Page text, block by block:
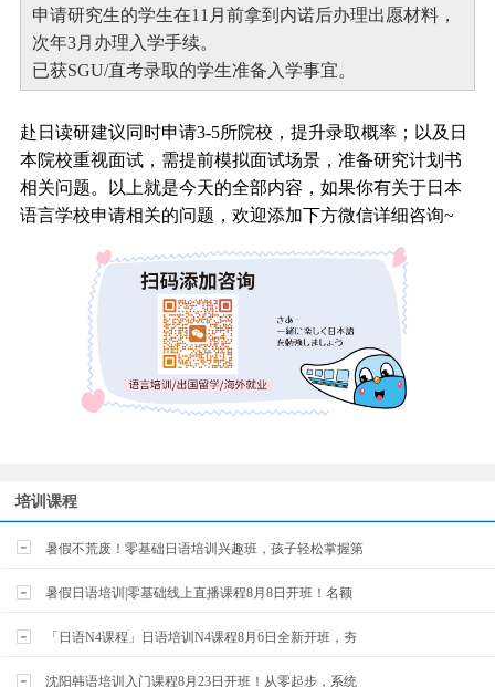
申请研究生的学生在11月前拿到内诺后办理出愿材料，
次年3月办理入学手续。
已获SGU/直考录取的学生准备入学事宜。
赴日读研建议同时申请3-5所院校，提升录取概率；以及 日
本院校重视面试，需提前模拟面试场景，准备研究计划书
相关问题。
以上就是今天的全部内容，如果你有关于日本
语言学校申请相关的问题，欢迎添加下方微信详细咨询~
培训课程
暑假不荒废！零基础日语培训兴趣班，孩子轻松掌握第
暑假日语培训|零基础线上直播课程8月8日开班！名额
「日语N4课程」日语培训N4课程8月6日全新开班，夯
沈阳韩语培训入门课程8月23日开班！从零起步，系统